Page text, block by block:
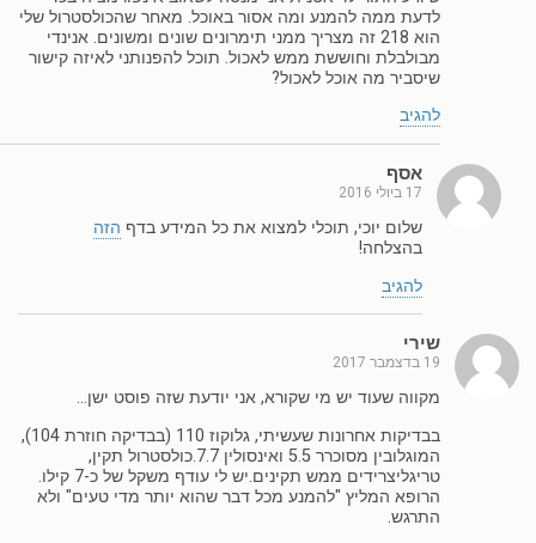
לדעת ממה להמנע ומה אסור באוכל. מאחר שהכולסטרול שלי
הוא 218 זה מצריך ממני תימרונים שונים ומשונים. אנינדי
מבולבלת וחוששת ממש לאכול. תוכל להפנותני לאיזה קישור
שיסביר מה אוכל לאכול?
להגיב
אסף
17 ביולי 2016
שלום יוכי, תוכלי למצוא את כל המידע בדף הזה
בהצלחה!
להגיב
שירי
19 בדצמבר 2017
מקווה שעוד יש מי שקורא, אני יודעת שזה פוסט ישן…
בבדיקות אחרונות שעשיתי, גלוקוז 110 (בבדיקה חוזרת 104),
המוגלובין מסוכרר 5.5 ואינסולין 7.7.כולסטרול תקין,
טריגליצרידים ממש תקינים.יש לי עודף משקל של כ-7 קילו.
הרופא המליץ "להמנע מכל דבר שהוא יותר מדי טעים" ולא
התרגש.